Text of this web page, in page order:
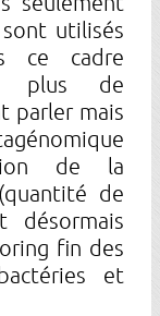
utilisés
ce cadre
plus de
parler mais
de la
de
désormais
fin des
et